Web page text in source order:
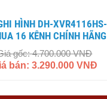
16 KÊNH CHÍNH HÃNG
gốc: 4.700.000 VNĐ
bán: 3.290.000 VNĐ